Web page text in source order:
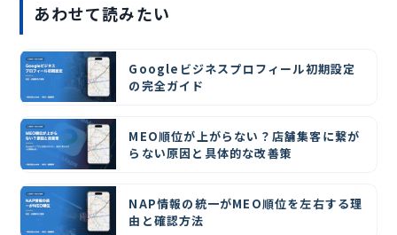
あわせて読みたい
Googleビジネスプロフィール初期設定
の完全ガイド
MEO順位が上がらない？店舗集客に繋が
らない原因と具体的な改善策
NAP情報の統一がMEO順位を左右する理
由と確認方法